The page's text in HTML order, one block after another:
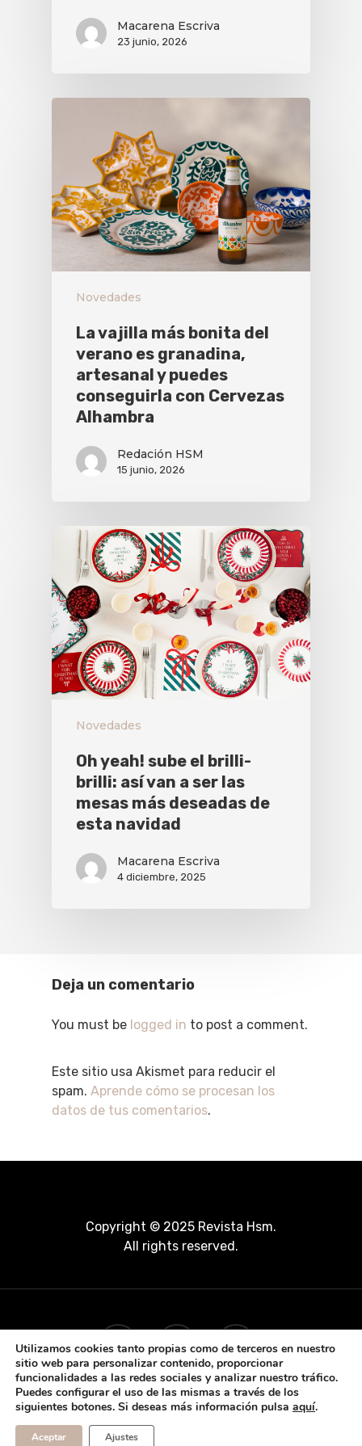
Macarena Escriva
23 junio, 2026
Novedades
La vajilla más bonita del
verano es granadina,
artesanal y puedes
conseguirla con Cervezas
Alhambra
Redación HSM
15 junio, 2026
Novedades
Oh yeah! sube el brilli-
brilli: así van a ser las
mesas más deseadas de
esta navidad
Macarena Escriva
4 diciembre, 2025
Deja un comentario
You must be logged in to post a comment.
Este sitio usa Akismet para reducir el
spam. Aprende cómo se procesan los
datos de tus comentarios.
Copyright © 2025 Revista Hsm.
All rights reserved.
Utilizamos cookies tanto propias como de terceros en nuestro
sitio web para personalizar contenido, proporcionar
funcionalidades a las redes sociales y analizar nuestro tráfico.
Puedes configurar el uso de las mismas a través de los
siguientes botones. Si deseas más información pulsa aquí.
Aceptar Ajustes